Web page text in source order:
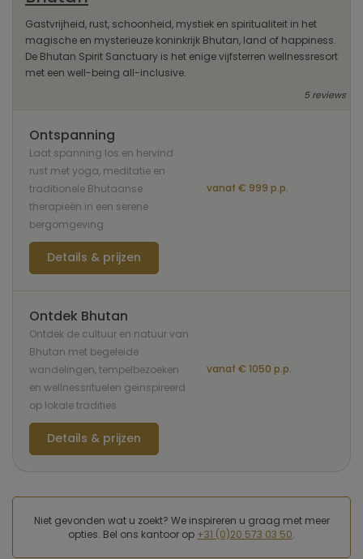
Gastvrijheid, rust, schoonheid, mystiek en spiritualiteit in het
magische en mysterieuze koninkrijk Bhutan, land of happiness.
De Bhutan Spirit Sanctuary is het enige vijfsterren wellnessresort
met een well-being all-inclusive.
5 reviews
Ontspanning
Laat spanning los en hervind
rust met yoga, meditatie en
traditionele Bhutaanse
therapieën in een serene
bergomgeving.
vanaf € 999 p.p.
Details & prijzen
Ontdek Bhutan
Ontdek de cultuur en natuur van
Bhutan met begeleide
wandelingen, tempelbezoeken
en wellnessrituelen geïnspireerd
op lokale tradities.
vanaf € 1050 p.p.
Details & prijzen
Niet gevonden wat u zoekt? We inspireren u graag met meer
opties. Bel ons kantoor op +31 (0)20 573 03 50.